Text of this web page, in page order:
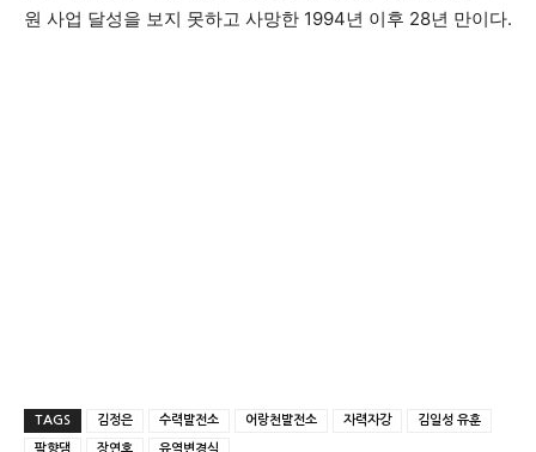
원 사업 달성을 보지 못하고 사망한 1994년 이후 28년 만이다.
TAGS 김정은 수력발전소 어랑천발전소 자력자강 김일성 유훈
팔향댐 장연호 유역변경식